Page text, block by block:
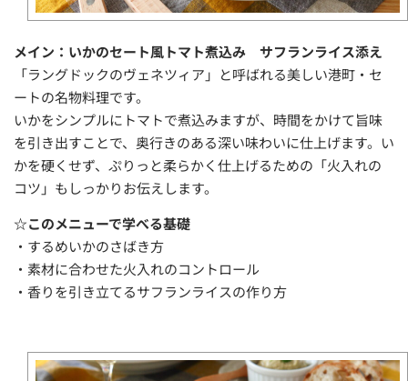
メイン：いかのセート風トマト煮込み サフランライス添え
「ラングドックのヴェネツィア」と呼ばれる美しい港町・セ
ートの名物料理です。
いかをシンプルにトマトで煮込みますが、時間をかけて旨味
を引き出すことで、奥行きのある深い味わいに仕上げます。い
かを硬くせず、ぷりっと柔らかく仕上げるための「火入れの
コツ」もしっかりお伝えします。
☆このメニューで学べる基礎
・するめいかのさばき方
・素材に合わせた火入れのコントロール
・香りを引き立てるサフランライスの作り方